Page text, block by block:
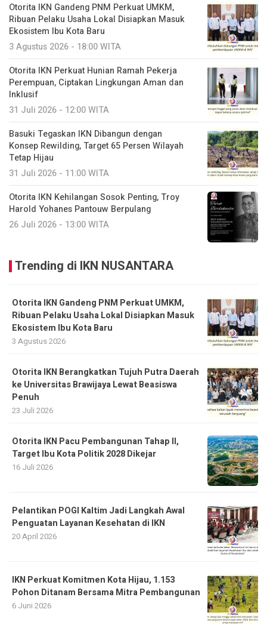
Otorita IKN Gandeng PNM Perkuat UMKM,
Ribuan Pelaku Usaha Lokal Disiapkan Masuk
Ekosistem Ibu Kota Baru
3 Agustus 2026 - 18:00 WITA
Otorita IKN Perkuat Hunian Ramah Pekerja
Perempuan, Ciptakan Lingkungan Aman dan
Inklusif
31 Juli 2026 - 12:00 WITA
Basuki Tegaskan IKN Dibangun dengan
Konsep Rewilding, Target 65 Persen Wilayah
Tetap Hijau
31 Juli 2026 - 11:00 WITA
Otorita IKN Kehilangan Sosok Penting, Troy
Harold Yohanes Pantouw Berpulang
26 Juli 2026 - 13:00 WITA
Trending di IKN NUSANTARA
Otorita IKN Gandeng PNM Perkuat UMKM,
Ribuan Pelaku Usaha Lokal Disiapkan Masuk
Ekosistem Ibu Kota Baru
3 Agustus 2026
Otorita IKN Berangkatkan Tujuh Putra Daerah
ke Universitas Brawijaya Lewat Beasiswa
Penuh
23 Juli 2026
Otorita IKN Pacu Pembangunan Tahap II,
Target Ibu Kota Politik 2028 Dikejar
16 Juli 2026
Pelantikan POGI Kaltim Jadi Langkah Awal
Penguatan Layanan Kesehatan di IKN
20 April 2026
IKN Perkuat Komitmen Kota Hijau, 1.153
Pohon Ditanam Bersama Mitra Pembangunan
6 Juni 2026